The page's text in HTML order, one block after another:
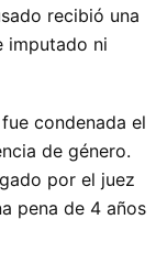
recibió una
imputado ni
condenada el
de género.
por el juez
pena de 4 años